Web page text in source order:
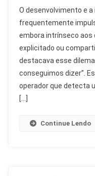
E
O
Que
O
O desenvolvimento e
frequentemente
embora intrínseco aos
explicitado ou
destacava esse
conseguimos dizer”.
operador que detecta
[…]
Continue Lendo